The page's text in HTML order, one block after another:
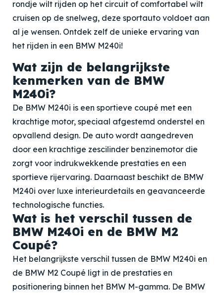
rondje wilt rijden op het circuit of comfortabel wilt
cruisen op de snelweg, deze sportauto voldoet aan
al je wensen. Ontdek zelf de unieke ervaring van
het rijden in een BMW M240i!
Wat zijn de belangrijkste
kenmerken van de BMW
M240i?
De BMW M240i is een sportieve coupé met een
krachtige motor, speciaal afgestemd onderstel en
opvallend design. De auto wordt aangedreven
door een krachtige zescilinder benzinemotor die
zorgt voor indrukwekkende prestaties en een
sportieve rijervaring. Daarnaast beschikt de BMW
M240i over luxe interieurdetails en geavanceerde
technologische functies.
Wat is het verschil tussen de
BMW M240i en de BMW M2
Coupé?
Het belangrijkste verschil tussen de BMW M240i en
de BMW M2 Coupé ligt in de prestaties en
positionering binnen het BMW M-gamma. De BMW